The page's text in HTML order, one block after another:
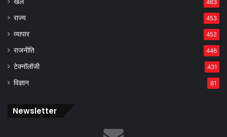
463
राज्य 453
व्यापार 452
राजनीति 446
टेक्नॉलॉजी 431
विज्ञान 61
Newsletter